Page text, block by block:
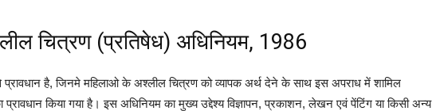
चित्रण (प्रतिषेध) अधिनियम, 1986
प्रावधान है, जिनमे महिलाओ के अश्लील चित्रण को व्यापक अर्थ देने के साथ इस अपराध में शामिल
किया गया है। इस अधिनियम का मुख्य उद्देश्य विज्ञापन, प्रकाशन, लेखन एवं पेंटिंग या किसी अन्य